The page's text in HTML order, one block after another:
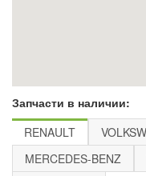
Запчасти в наличии:
RENAULT
MERCEDES-BENZ